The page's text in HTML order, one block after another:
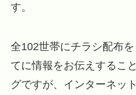
す。
全102世帯にチラシ配布
てに情報をお伝えするこ
グですが、インターネッ